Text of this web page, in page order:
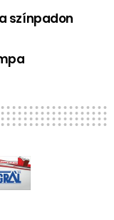
színpadon